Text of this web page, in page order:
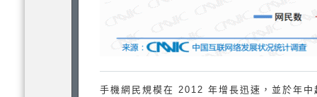
手機網民規模在 2012 年增長迅速，並於年